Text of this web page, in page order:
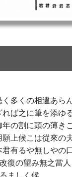
多くの相違あら
ば之に筆を添ゆ
の割に頭の薄き
上候こは從來の
有るや無しやの
復の望み無之當